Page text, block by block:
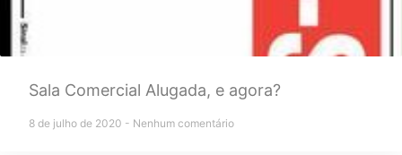
Sala Comercial Alugada, e agora?
8 de julho de 2020 Nenhum comentário